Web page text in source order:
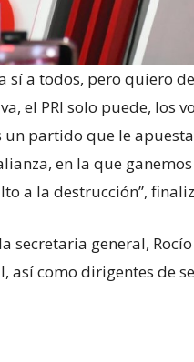
sí a todos, pero quiero
el PRI solo puede, los
un partido que le
en la que
a la destrucción”,
secretaria general,
así como dirigentes de